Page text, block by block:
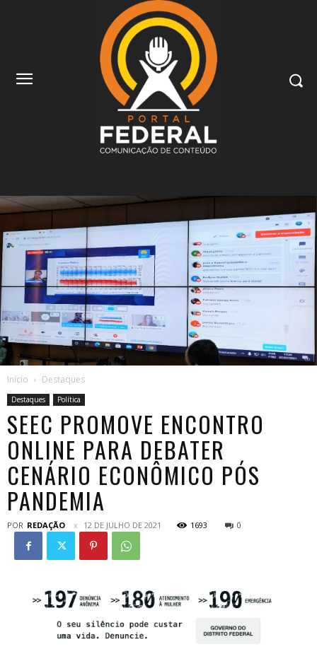
Início Destaques
Destaques Política
SEEC PROMOVE ENCONTRO
ONLINE PARA DEBATER
CENÁRIO ECONÔMICO PÓS
PANDEMIA
POR REDAÇÃO 12 DE JULHO DE 2021 1693 0